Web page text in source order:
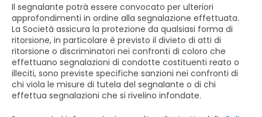
Il segnalante potrà essere convocato per ulteriori
approfondimenti in ordine alla segnalazione effettuata.
La Società assicura la protezione da qualsiasi forma di
ritorsione, in particolare è previsto il divieto di atti di
ritorsione o discriminatori nei confronti di coloro che
effettuano segnalazioni di condotte costituenti reato o
illeciti, sono previste specifiche sanzioni nei confronti di
chi viola le misure di tutela del segnalante o di chi
effettua segnalazioni che si rivelino infondate.